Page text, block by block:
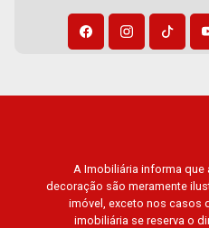
A Imobiliária informa
decoração são meramente
imóvel, exceto nos casos
imobiliária se reserva o